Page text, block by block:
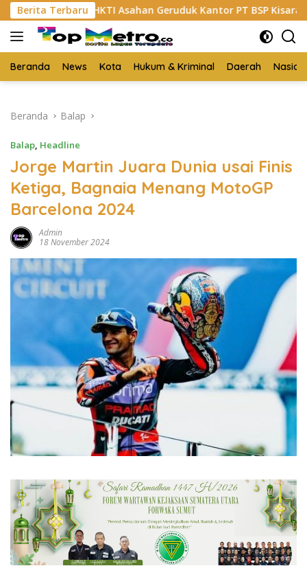
Langsung
ke
konten
Berita Terbaru
HKTI Asahan Geruduk Kantor PT BSP Kisaran Budi
Beranda News Kota Hukum & Kriminal Daerah
Beranda Balap
Balap, Headline
Jorge Martin Juara Dunia usai Finis
Ketiga, Bagnaia Menang MotoGP
Barcelona 2024
Admin
18 November 2024